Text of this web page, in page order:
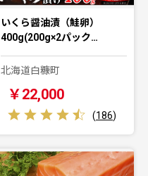
いくら醤油漬（鮭卵）
400g(200g×2パック…
北海道白糠町
￥22,000
(186)